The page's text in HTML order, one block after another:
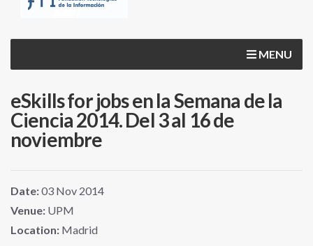
MENU
eSkills for jobs en la Semana de la
Ciencia 2014. Del 3 al 16 de
noviembre
Date:03 Nov 2014
Venue: UPM
Location: Madrid